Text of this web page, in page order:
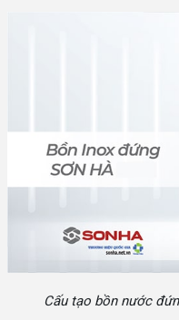
Cấu tạo bồn nước